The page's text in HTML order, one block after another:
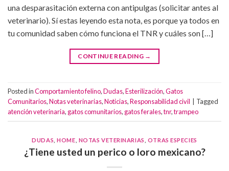
una desparasitación externa con antipulgas (solicitar antes al
veterinario). Sí estas leyendo esta nota, es porque ya todos en
tu comunidad saben cómo funciona el TNR y cuáles son […]
CONTINUE READING →
Posted inComportamiento felino,Dudas,Esterilización,Gatos
Comunitarios,Notas veterinarias,Noticias,Responsabilidad civil
Tagged
atención veterinaria, gatos comunitarios, gatos ferales,tnr,trampeo
DUDAS ,HOME NOTAS VETERINARIAS OTRAS ESPECIES
¿Tiene usted un perico o loro mexicano?